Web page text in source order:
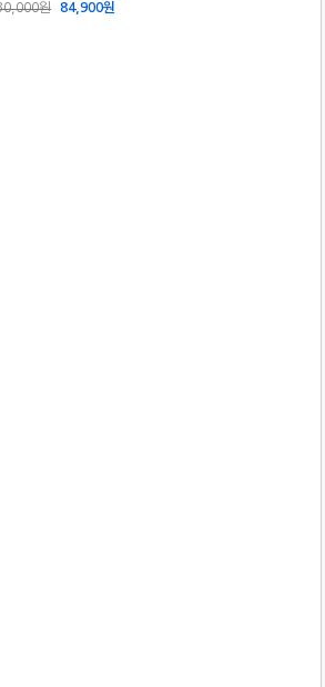
원 84,900원